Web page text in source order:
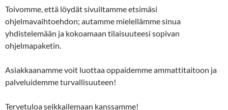
Toivomme, että löydät sivuiltamme etsimäsi
ohjelmavaihtoehdon; autamme mielellämme sinua
yhdistelemään ja kokoamaan tilaisuuteesi sopivan
ohjelmapaketin.
Asiakkaanamme voit luottaa oppaidemme ammattitaitoon ja
palveluidemme turvallisuuteen!
Tervetuloa seikkailemaan kanssamme!